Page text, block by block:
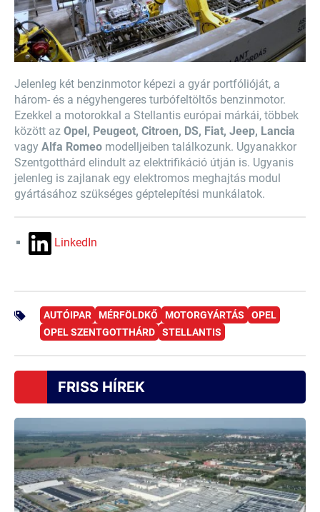
Jelenleg két benzinmotor képezi a gyár portfólióját, a
három- és a négyhengeres turbófeltöltős benzinmotor.
Ezekkel a motorokkal a Stellantis európai márkái, többek
között az Opel, Peugeot, Citroen, DS, Fiat, Jeep, Lancia
vagy Alfa Romeo modelljeiben találkozunk. Ugyanakkor
Szentgotthárd elindult az elektrifikáció útján is. Ugyanis
jelenleg is zajlanak egy elektromos meghajtás modul
gyártásához szükséges géptelepítési munkálatok.
LinkedIn
AUTÓIPAR MÉRFÖLDKŐ MOTORGYÁRTÁS
OPEL
OPEL SZENTGOTTHÁRD
STELLANTIS
FRISS HÍREK